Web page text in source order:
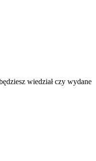
wiedział czy wydane